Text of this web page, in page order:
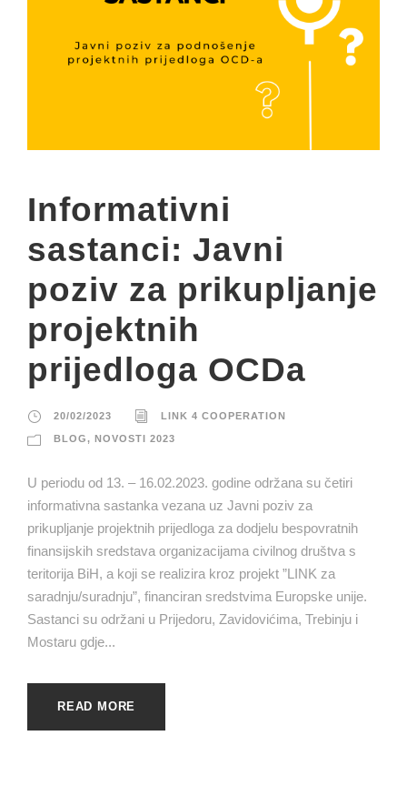
Informativni
sastanci: Javni
poziv za prikupljanje
projektnih
prijedloga OCDa
20/02/2023 LINK 4 COOPERATION
BLOG, NOVOSTI 2023
U periodu od 13. – 16.02.2023. godine održana su četiri
informativna sastanka vezana uz Javni poziv za
prikupljanje projektnih prijedloga za dodjelu bespovratnih
finansijskih sredstava organizacijama civilnog društva s
teritorija BiH, a koji se realizira kroz projekt ”LINK za
saradnju/suradnju”, financiran sredstvima Europske unije.
Sastanci su održani u Prijedoru, Zavidovićima, Trebinju i
Mostaru gdje...
READ MORE